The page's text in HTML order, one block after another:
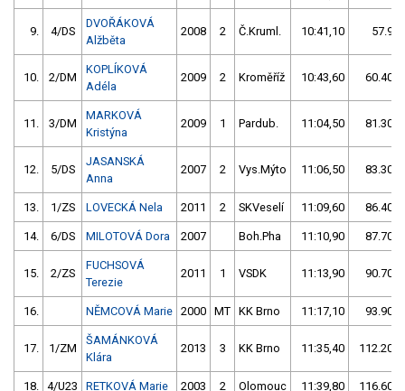
9. 4/DS
DVOŘÁKOVÁ
Alžběta
2008 2 Č.Kruml. 10:41,10
10. 2/DM
KOPLÍKOVÁ
Adéla
2009 2 Kroměříž 10:43,60 60.40/
11. 3/DM
MARKOVÁ
Kristýna
2009 1 Pardub. 11:04,50 81.30/
12. 5/DS
JASANSKÁ
Anna
2007 2 Vys.Mýto 11:06,50 83.30/
13. 1/ZS LOVECKÁ Nela 2011 2 SKVeselí 11:09,60 86.40/
14. 6/DS MILOTOVÁ Dora 2007 Boh.Pha 11:10,90 87.70/
15. 2/ZS
FUCHSOVÁ
Terezie
2011 1 VSDK 11:13,90 90.70/
16. NĚMCOVÁ Marie 2000 MT KK Brno 11:17,10 93.90/
17. 1/ZM
ŠAMÁNKOVÁ
Klára
2013 3 KK Brno 11:35,40 112.20/
18. 4/U23 RETKOVÁ Marie 2003 2 Olomouc 11:39,80 116.60/